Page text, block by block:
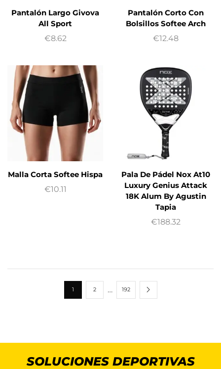
Pantalón Largo Givova
All Sport
€8.62
Pantalón Corto Con
Bolsillos Softee Arch
€12.48
Malla Corta Softee Hispa
€10.11
Pala De Pádel Nox At10
Luxury Genius Attack
18K Alum By Agustin
Tapia
€188.32
1 2 … 192
SOLUCIONES DEPORTIVAS